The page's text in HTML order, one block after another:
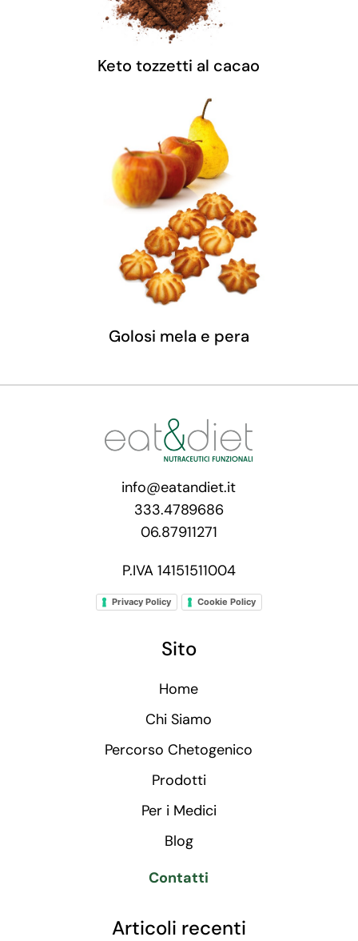
Keto tozzetti al cacao
Golosi mela e pera
info@eatandiet.it
333.4789686
06.87911271
P.IVA 14151511004
Privacy Policy Cookie Policy
Sito
Home
Chi Siamo
Percorso Chetogenico
Prodotti
Per i Medici
Blog
Contatti
Articoli recenti